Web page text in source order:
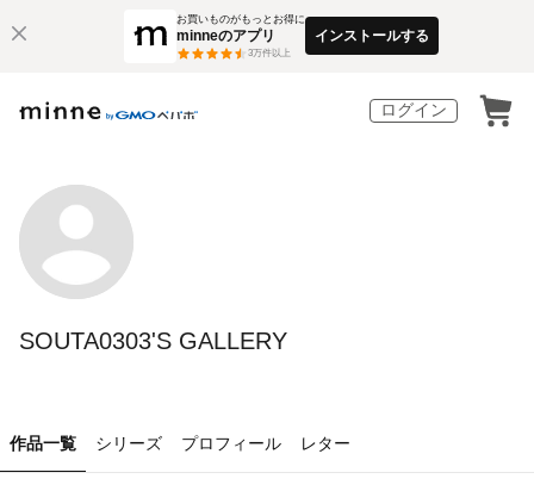
お買いものがもっとお得に
minneのアプリ
3万件以上
インストールする
ログイン
SOUTA0303'S GALLERY
作品一覧 シリーズ プロフィール レター